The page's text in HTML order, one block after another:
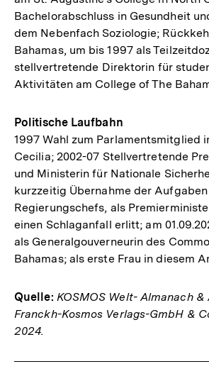
Bachelorabschluss in Gesundheit
dem Nebenfach Soziologie;
Bahamas, um bis 1997 als
stellvertretende Direktorin für
Aktivitäten am College of The
Politische Laufbahn
1997 Wahl zum Parlamentsmitglied
Cecilia; 2002-07 Stellvertretende
und Ministerin für Nationale
kurzzeitig Übernahme der
Regierungschefs, als
einen Schlaganfall erlitt; am
als Generalgouverneurin des
Bahamas; als erste Frau in diesem
Quelle: KOSMOS Welt- Almanach
Franckh-Kosmos Verlags-GmbH &
2024.